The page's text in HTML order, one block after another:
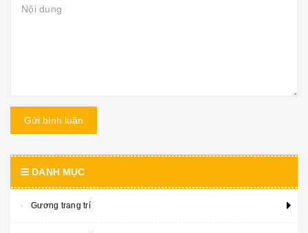
Gửi bình luận
DANH MỤC
Gương trang trí